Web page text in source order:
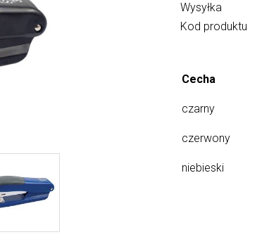
Wysyłka
Kod produktu
Cecha
czarny
czerwony
niebieski